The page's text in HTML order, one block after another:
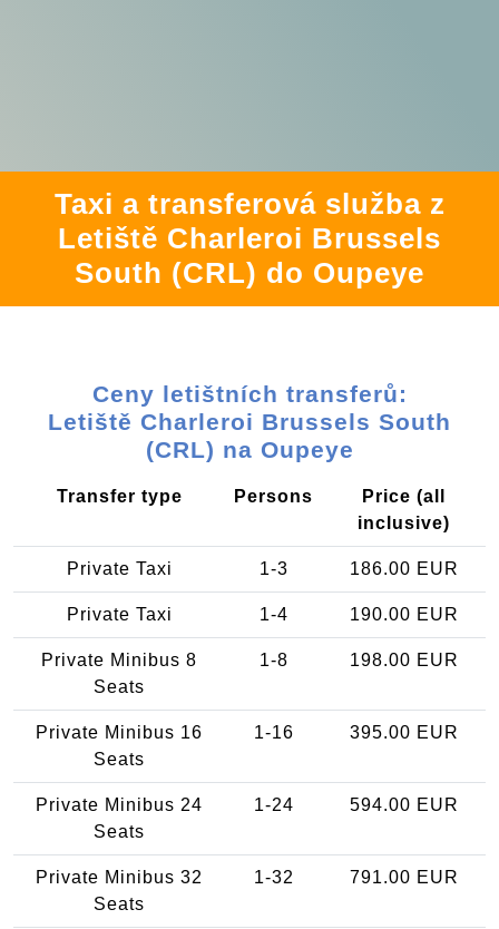
Taxi a transferová služba z
Letiště Charleroi Brussels
South (CRL) do Oupeye
Ceny letištních transferů:
Letiště Charleroi Brussels South
(CRL) na Oupeye
Transfer type Persons
Price (all
inclusive)
Private Taxi 1-3 186.00 EUR
Private Taxi 1-4 190.00 EUR
Private Minibus 8
Seats
1-8 198.00 EUR
Private Minibus 16
Seats
1-16 395.00 EUR
Private Minibus 24
Seats
1-24 594.00 EUR
Private Minibus 32
Seats
1-32 791.00 EUR